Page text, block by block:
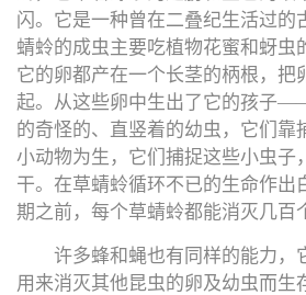
闪。它是一种曾在二叠纪生活过的
蜻蛉的成虫主要吃植物花蜜和蚜虫
它的卵都产在一个长茎的柄根，把
起。从这些卵中生出了它的孩子
的奇怪的、直竖着的幼虫，它们靠
小动物为生，它们捕捉这些小虫子
干。在草蜻蛉循环不已的生命作出
期之前，每个草蜻蛉都能消灭几百
许多蜂和蝇也有同样的能力，
用来消灭其他昆虫的卵及幼虫而生